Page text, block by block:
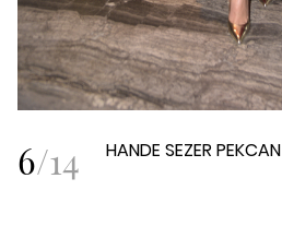
6/14 HANDE SEZER PEKCAN